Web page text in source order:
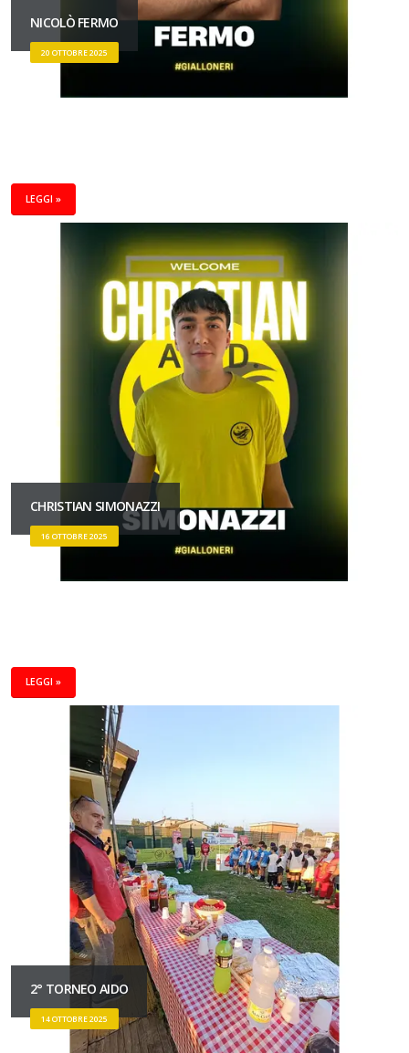
NICOLÒ FERMO
20 OTTOBRE 2025
LEGGI »
CHRISTIAN SIMONAZZI
16 OTTOBRE 2025
LEGGI »
2° TORNEO AIDO
14 OTTOBRE 2025